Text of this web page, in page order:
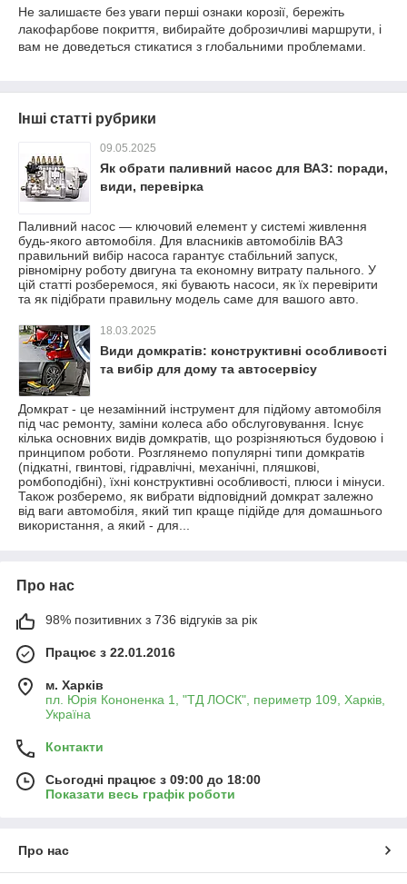
Не залишаєте без уваги перші ознаки корозії, бережіть
лакофарбове покриття, вибирайте доброзичливі маршрути, і
вам не доведеться стикатися з глобальними проблемами.
Інші статті рубрики
09.05.2025
Як обрати паливний насос для ВАЗ: поради,
види, перевірка
Паливний насос — ключовий елемент у системі живлення
будь-якого автомобіля. Для власників автомобілів ВАЗ
правильний вибір насоса гарантує стабільний запуск,
рівномірну роботу двигуна та економну витрату пального. У
цій статті розберемося, які бувають насоси, як їх перевірити
та як підібрати правильну модель саме для вашого авто.
18.03.2025
Види домкратів: конструктивні особливості
та вибір для дому та автосервісу
Домкрат - це незамінний інструмент для підйому автомобіля
під час ремонту, заміни колеса або обслуговування. Існує
кілька основних видів домкратів, що розрізняються будовою і
принципом роботи. Розглянемо популярні типи домкратів
(підкатні, гвинтові, гідравлічні, механічні, пляшкові,
ромбоподібні), їхні конструктивні особливості, плюси і мінуси.
Також розберемо, як вибрати відповідний домкрат залежно
від ваги автомобіля, який тип краще підійде для домашнього
використання, а який - для...
Про нас
98% позитивних з 736 відгуків за рік
Працює з 22.01.2016
м. Харків
пл. Юрія Кононенка 1, "ТД ЛОСК", периметр 109, Харків,
Україна
Контакти
Сьогодні працює з 09:00 до 18:00
Показати весь графік роботи
Про нас